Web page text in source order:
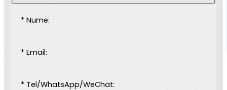
* Nume:
* Email:
* Tel/WhatsApp/WeChat: